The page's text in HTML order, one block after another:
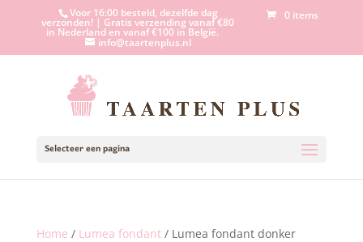
Voor 16:00 besteld, dezelfde dag
verzonden! | Gratis verzending vanaf €80
in Nederland en vanaf €100 in België.
info@taartenplus.nl
0 items
Selecteer een pagina
Home / Lumea fondant/ Lumea fondant donker